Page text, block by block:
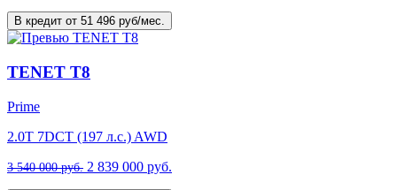
В кредит от 51 496 руб/мес.
TENET T8
Prime
2.0T 7DCT (197 л.с.) AWD
3 540 000 руб. 2 839 000 руб.